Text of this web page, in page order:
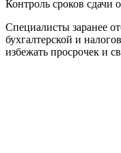
Контроль сроков сдачи
Специалисты заранее
бухгалтерской и
избежать просрочек и